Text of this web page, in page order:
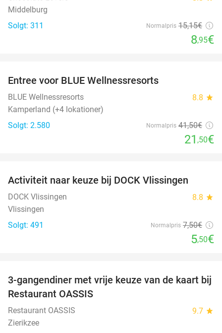
Middelburg
Solgt: 311
Normalpris 15,15€
8,95€
Entree voor BLUE Wellnessresorts
BLUE Wellnessresorts 8.8 star
Kamperland (+4 lokationer)
Solgt: 2.580
Normalpris 41,50€
21 ,50€
Activiteit naar keuze bij DOCK Vlissingen
DOCK Vlissingen 8.8 star
Vlissingen
Solgt: 491
Normalpris 7,50€
5,50€
43%
3-gangendiner met vrije keuze van de kaart bij
Restaurant OASSIS
Restaurant OASSIS 9.7 star
Zierikzee